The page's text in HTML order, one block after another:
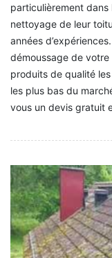
particulièrement
nettoyage de leur
années
démoussage de
produits de qualité
les plus bas du
vous un devis gratuit